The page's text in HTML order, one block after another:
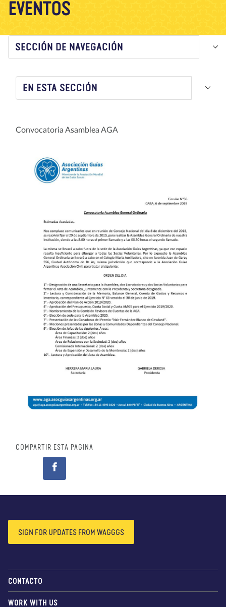
EVENTOS
SECCIÓN DE NAVEGACIÓN
EN ESTA SECCIÓN
Convocatoria Asamblea AGA
COMPARTIR ESTA PÁGINA
SIGN FOR UPDATES FROM WAGGGS
CONTACTO
WORK WITH US